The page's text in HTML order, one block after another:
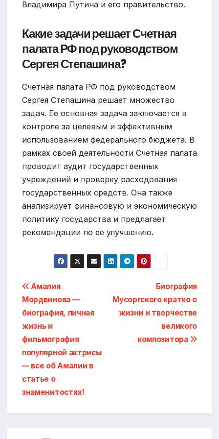
Владимира Путина и его правительство.
Какие задачи решает Счетная
палата РФ под руководством
Сергея Степашина?
Счетная палата РФ под руководством
Сергея Степашина решает множество
задач. Ее основная задача заключается в
контроле за целевым и эффективным
использованием федерального бюджета. В
рамках своей деятельности Счетная палата
проводит аудит государственных
учреждений и проверку расходования
государственных средств. Она также
анализирует финансовую и экономическую
политику государства и предлагает
рекомендации по ее улучшению.
Навигация
по
записям
Биография
Мусоргского кратко о
жизни и творчестве
великого
композитора
Амалия
Мордвинова —
биография, личная
жизнь и
фильмография
популярной актрисы
— все об Амалии в
статье о
знаменитостях!